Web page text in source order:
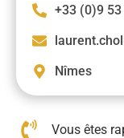
+33 (0)9
Nîmes
Vous êtes